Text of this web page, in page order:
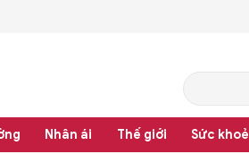
Nhân ái Thế giới Sức khoẻ